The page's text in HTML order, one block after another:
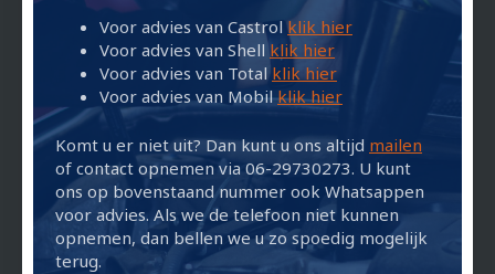
Voor advies van Castrol klik hier
Voor advies van Shell klik hier
Voor advies van Totalklik hier
Voor advies van Mobilklik hier
Komt u er niet uit? Dan kunt u ons altijd mailen
of contact opnemen via 06-29730273. U kunt
ons op bovenstaand nummer ook Whatsappen
voor advies. Als we de telefoon niet kunnen
opnemen, dan bellen we u zo spoedig mogelijk
terug.